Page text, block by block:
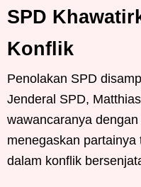
SPD
Konflik
Penolakan SPD
Jenderal SPD,
wawancaranya
menegaskan
dalam konflik